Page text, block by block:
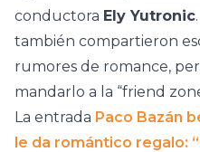
conductora Ely Yutronic
también compartieron
rumores de romance,
mandarlo a la “friend
La entrada Paco Bazán
le da romántico regalo: